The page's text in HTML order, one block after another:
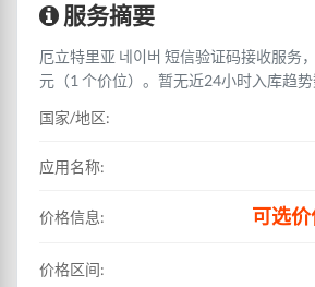
服务摘要
厄立特里亚 네이버 短信验证码接收服务
元（1 个价位）。暂无近24小时入库趋势
国家/地区:
应用名称:
价格信息: 可选
价格区间: